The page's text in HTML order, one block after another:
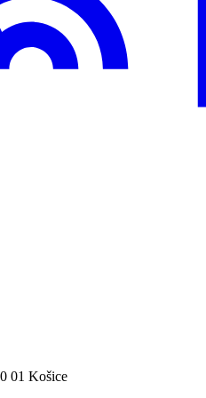
01 Košice